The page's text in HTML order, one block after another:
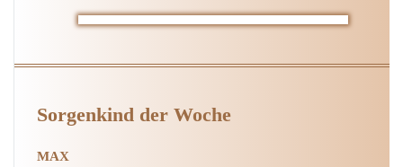
Sorgenkind der Woche
MAX